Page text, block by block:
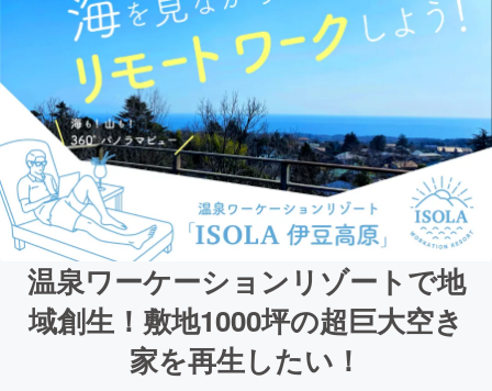
温泉ワーケーションリゾートで地
域創生！敷地1000坪の超巨大空き
家を再生したい！